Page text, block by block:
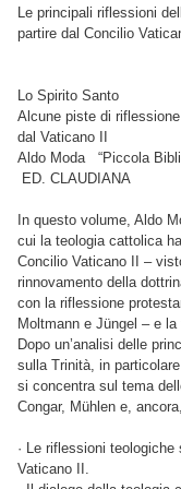
Le principali riflessioni
partire dal Concilio
Lo Spirito Santo
Alcune piste di
dal Vaticano II
Aldo Moda “Piccola
ED. CLAUDIANA
In questo volume, Aldo
cui la teologia cattolica
Concilio Vaticano II –
rinnovamento della
con la riflessione
Moltmann e Jüngel – e
Dopo un’analisi delle
sulla Trinità, in
si concentra sul tema
Congar, Mühlen e,
· Le riflessioni
Vaticano II.